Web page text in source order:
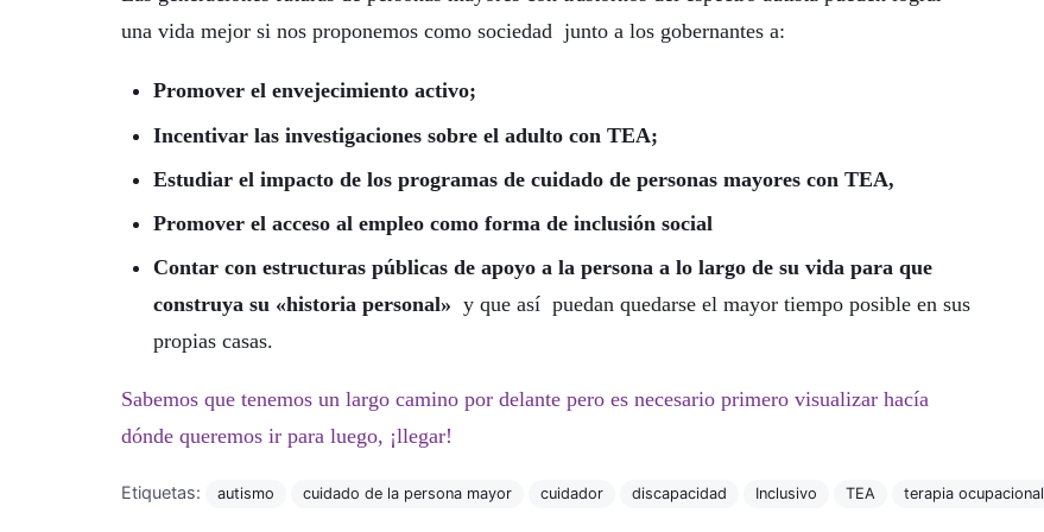
una vida mejor si nos proponemos como sociedad junto a los gobernantes a:
Promover el envejecimiento activo;
Incentivar las investigaciones sobre el adulto con TEA;
Estudiar el impacto de los programas de cuidado de personas mayores con TEA,
Promover el acceso al empleo como forma de inclusión social
Contar con estructuras públicas de apoyo a la persona a lo largo de su vida para que
construya su «historia personal» y que así puedan quedarse el mayor tiempo posible en sus
propias casas.
Sabemos que tenemos un largo camino por delante pero es necesario primero visualizar hacía
dónde queremos ir para luego, ¡llegar!
Etiquetas: autismo cuidado de la persona mayor cuidador discapacidad Inclusivo TEA terapia ocupacional